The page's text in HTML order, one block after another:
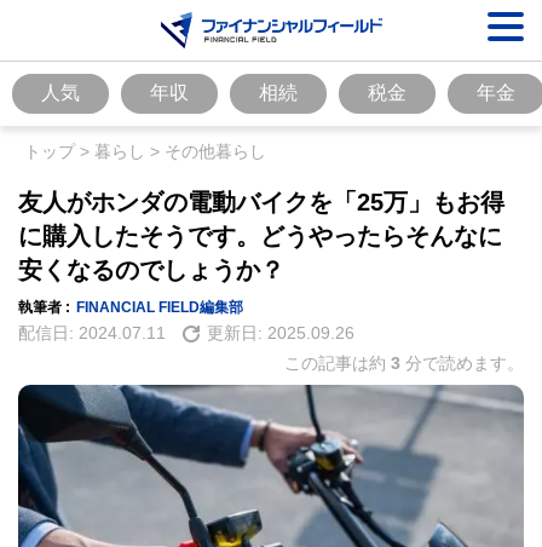
人気 年収 相続 税金 年金
トップ> 暮らし > その他暮らし
友人がホンダの電動バイクを「25万」もお得
に購入したそうです。どうやったらそんなに
安くなるのでしょうか？
執筆者 : FINANCIAL FIELD編集部
配信日: 2024.07.11 更新日: 2025.09.26
この記事は約 3 分で読めます。